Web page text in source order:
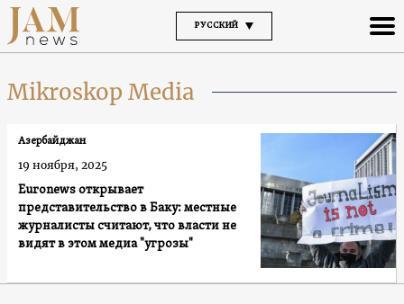
РУССКИЙ
Mikroskop Media
Euronews открывает
представительство в Баку: местные
журналисты считают, что власти не
видят в этом медиа "угрозы"
Азербайджан
19 ноября, 2025